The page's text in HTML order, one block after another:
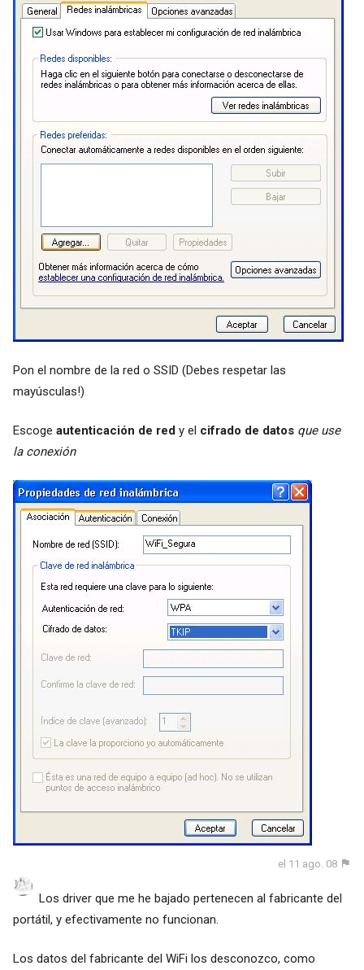
Pon el nombre de la red o SSID (Debes respetar las
mayúsculas!)
Escoge autenticación de redy el cifrado de datos que use
la conexión
el 11 ago. 08
Los driver que me he bajado pertenecen al fabricante del
portátil, y efectivamente no funcionan.
Los datos del fabricante del WiFi los desconozco, como